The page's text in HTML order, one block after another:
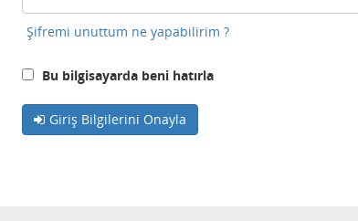
Şifremi unuttum ne yapabilirim ?
Bu bilgisayarda beni hatırla
Giriş Bilgilerini Onayla